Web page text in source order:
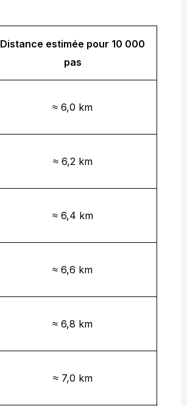
Distance estimée pour 10 000
pas
≈ 6,0 km
≈ 6,2 km
≈ 6,4 km
≈ 6,6 km
≈ 6,8 km
≈ 7,0 km